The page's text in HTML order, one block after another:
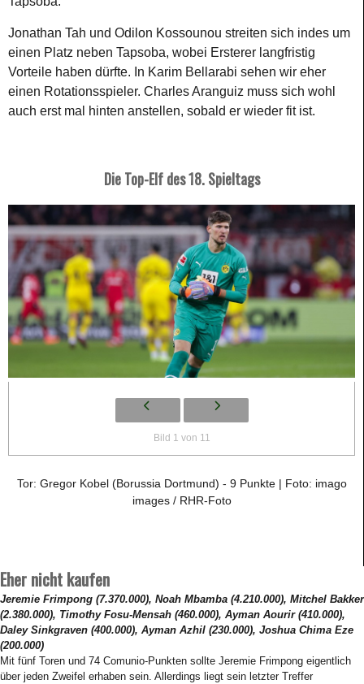
Jonathan Tah und Odilon Kossounou streiten sich indes um
einen Platz neben Tapsoba, wobei Ersterer langfristig
Vorteile haben dürfte. In Karim Bellarabi sehen wir eher
einen Rotationsspieler. Charles Aranguiz muss sich wohl
auch erst mal hinten anstellen, sobald er wieder fit ist.
Die Top-Elf des 18. Spieltags
Bild 1 von 11
Tor: Gregor Kobel (Borussia Dortmund) - 9 Punkte | Foto: imago
images / RHR-Foto
Eher nicht kaufen
Jeremie Frimpong (7.370.000), Noah Mbamba (4.210.000), Mitchel Bakker
(2.380.000), Timothy Fosu-Mensah (460.000), Ayman Aourir (410.000),
Daley Sinkgraven (400.000), Ayman Azhil (230.000), Joshua Chima Eze
(200.000)
Mit fünf Toren und 74 Comunio-Punkten sollte Jeremie Frimpong eigentlich
über jeden Zweifel erhaben sein. Allerdings liegt sein letzter Treffer